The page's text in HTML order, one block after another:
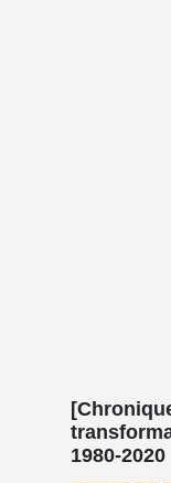
1980-2020